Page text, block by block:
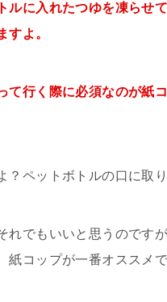
ルに入れたつゆを凍らせ
すよ。
て行く際に必須なのが紙コ
？ペットボトルの口に取
れでもいいと思うのです
コップが一番オススメで